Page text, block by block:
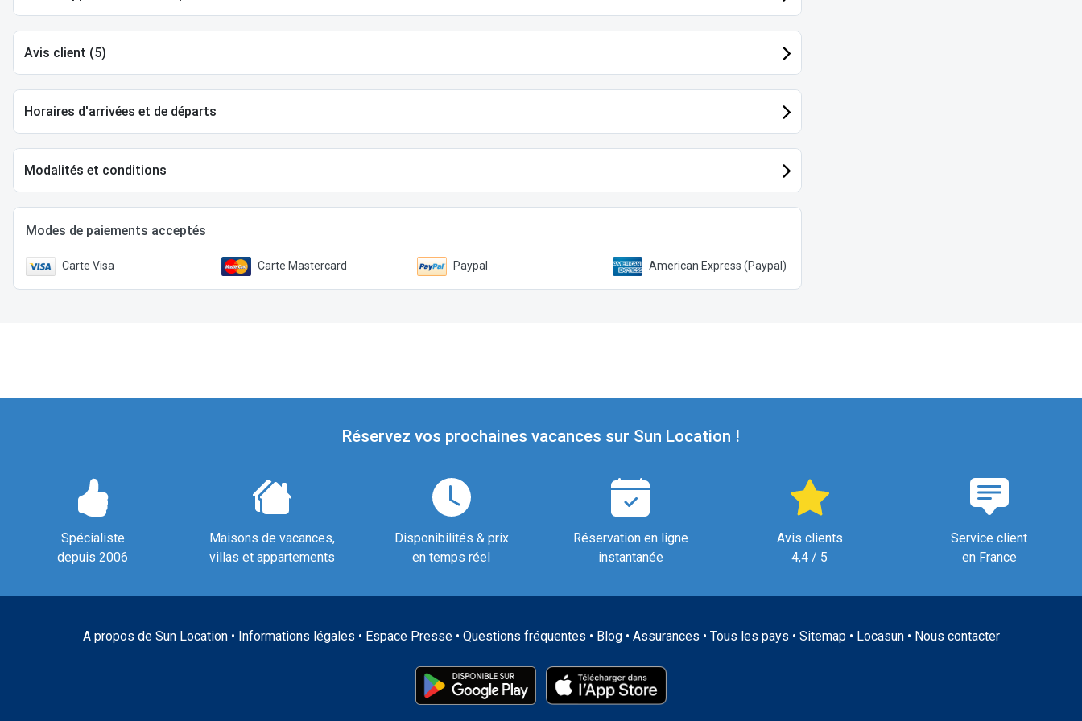
Avis client (5)
Horaires d'arrivées et de départs
Modalités et conditions
Modes de paiements acceptés
Carte Visa Carte Mastercard Paypal American Express (Paypal)
Réservez vos prochaines vacances sur Sun Location !
Spécialiste
depuis 2006
Maisons de vacances,
villas et appartements
Disponibilités & prix
en temps réel
Réservation en ligne
instantanée
Avis clients
4,4 / 5
Service client
en France
A propos de Sun Location• Informations légales • Espace Presse• Questions fréquentes • Blog• Assurances • Tous les pays • Sitemap• Locasun• Nous contacter